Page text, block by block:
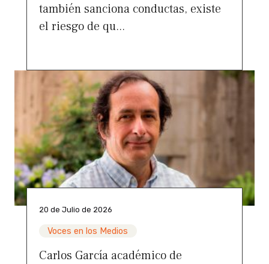
también sanciona conductas, existe
el riesgo de qu...
20 de Julio de 2026
Voces en los Medios
Carlos García académico de